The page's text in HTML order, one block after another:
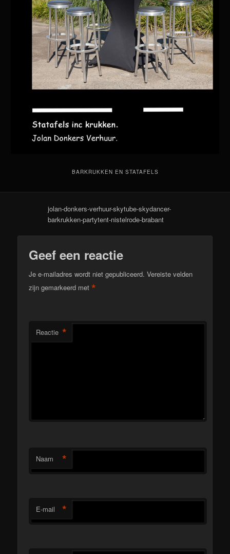
BARKRUKKEN EN STATAFELS
jolan-donkers-verhuur-skytube-skydancer-
barkrukken-partytent-nistelrode-brabant
Geef een reactie
Je e-mailadres wordt niet gepubliceerd. Vereiste velden
zijn gemarkeerd met*
Reactie *
Naam *
E-mail *